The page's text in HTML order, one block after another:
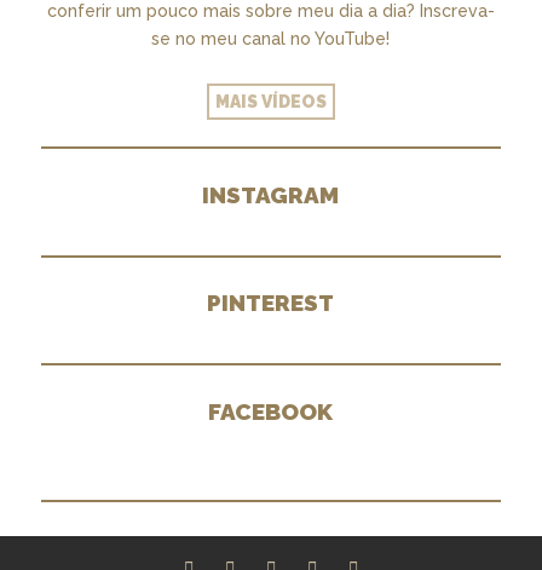
conferir um pouco mais sobre meu dia a dia? Inscreva-
se no meu canal no YouTube!
MAIS VÍDEOS
INSTAGRAM
PINTEREST
FACEBOOK